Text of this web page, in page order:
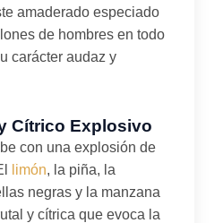
amaderado especiado
de hombres en todo
carácter audaz y
Cítrico Explosivo
con una explosión de
limón, la piña, la
negras y la manzana
y cítrica que evoca la